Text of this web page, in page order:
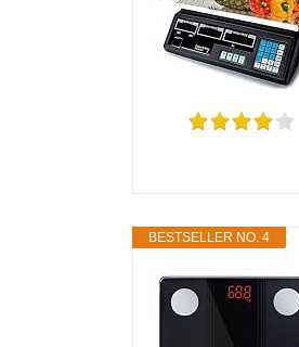
BESTSELLER NO. 4